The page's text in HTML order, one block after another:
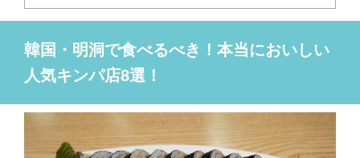
韓国・明洞で食べるべき！本当においしい
人気キンパ店8選！